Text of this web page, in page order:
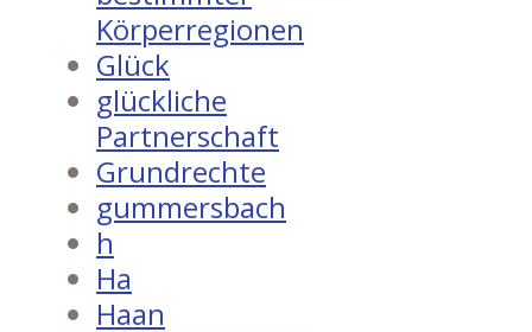
Körperregionen
Glück
glückliche
Partnerschaft
Grundrechte
gummersbach
h
Ha
Haan